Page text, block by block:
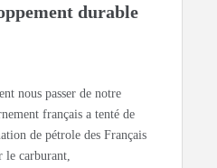
durable
nous passer de notre
français a tenté de
de pétrole des Français
le carburant,